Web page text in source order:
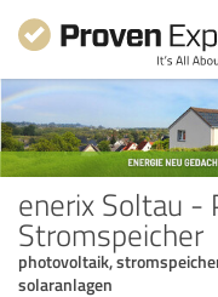
enerix Soltau -
Stromspeicher
photovoltaik,
solaranlagen